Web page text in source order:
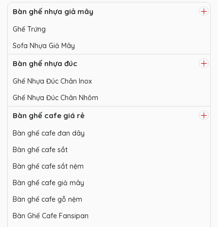
Bàn ghế nhựa giả mây
Ghế Trứng
Sofa Nhựa Giả Mây
Bàn ghế nhựa đúc
Ghế Nhựa Đúc Chân Inox
Ghế Nhựa Đúc Chân Nhôm
Bàn ghế cafe giá rẻ
Bàn ghế cafe đan dây
Bàn ghế cafe sắt
Bàn ghế cafe sắt nệm
Bàn ghế cafe giả mây
Bàn ghế cafe gỗ nệm
Bàn Ghế Cafe Fansipan